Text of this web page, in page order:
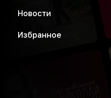
Новости
Избранное